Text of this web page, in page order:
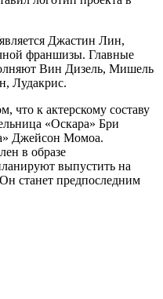
Джастин Лин,
франшизы. Главные
Вин Дизель, Мишель
Лудакрис.
что к актерскому составу
«Оскара» Бри
Джейсон Момоа.
в образе
выпустить на
станет предпоследним